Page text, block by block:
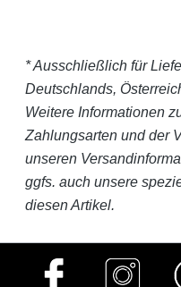
* Ausschließlich für
Deutschlands,
Weitere Informationen
Zahlungsarten und der
unseren
ggfs. auch unsere
diesen Artikel.